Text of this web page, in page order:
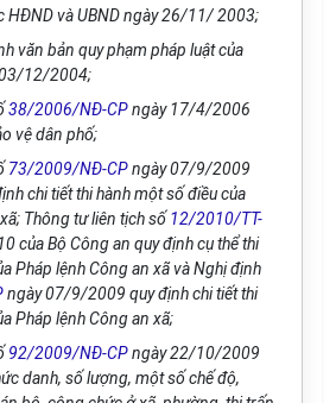
HĐND và UBND ngày 26/11/ 2003;
văn bản quy phạm pháp luật của
03/12/2004;
38/2006/NĐ-CPngày 17/4/2006
vệ dân phố;
73/2009/NĐ-CPngày 07/9/2009
chi tiết thi hành một số điều của
Thông tư liên tịch số 12/2010/TT-
của Bộ Công an quy định cụ thể thi
Pháp lệnh Công an xã và Nghị định
ngày 07/9/2009 quy định chi tiết thi
Pháp lệnh Công an xã;
92/2009/NĐ-CPngày 22/10/2009
danh, số lượng, một số chế độ,